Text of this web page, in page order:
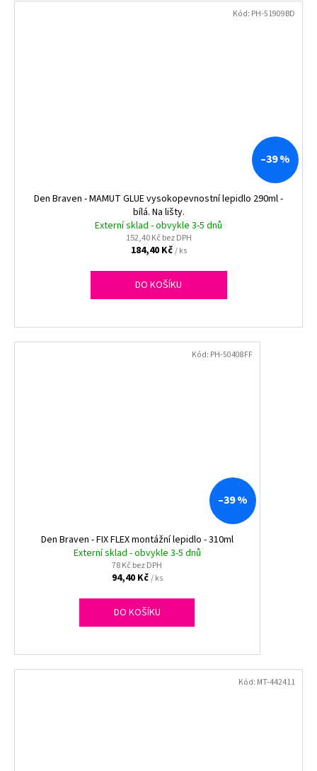
–39 %
Den Braven - MAMUT GLUE vysokopevnostní lepidlo 290ml -
bílá. Na lišty.
Externí sklad - obvykle 3-5 dnů
152,40 Kč bez DPH
184,40 Kč/ ks
DO KOŠÍKU
Kód: PH-51909BD
–39 %
Den Braven - FIX FLEX montážní lepidlo - 310ml
Externí sklad - obvykle 3-5 dnů
78 Kč bez DPH
94,40 Kč/ ks
DO KOŠÍKU
Kód: PH-50408FF
Kód: MT-442411